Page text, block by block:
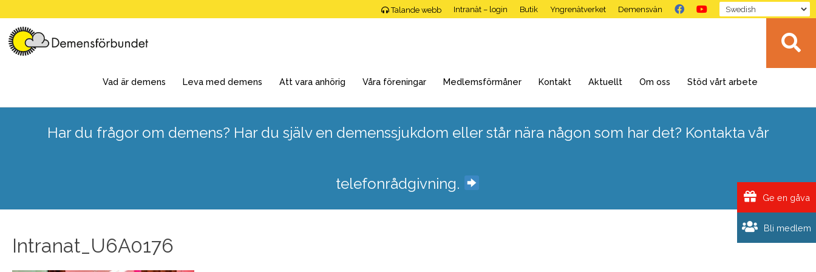
to
content
Talande webb Intranät – login Butik Yngrenätverket Demensvän
Vad är demens Leva med demens Att vara anhörig Våra föreningar Medlemsförmåner Kontakt Aktuellt Om oss Stöd vårt arbete
Har du frågor om demens? Har du själv en demenssjukdom eller står nära någon som har det? Kontakta vår
telefonrådgivning.
Intranat_U6A0176
Bli medlem
Ge en gåva